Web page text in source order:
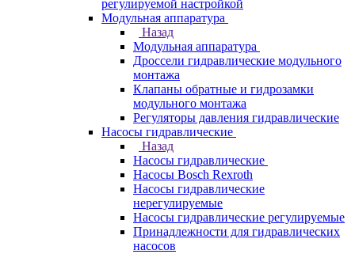
регулируемой настройкой
Модульная аппаратура
Назад
Модульная аппаратура
Дроссели гидравлические модульного
монтажа
Клапаны обратные и гидрозамки
модульного монтажа
Регуляторы давления гидравлические
Насосы гидравлические
Назад
Насосы гидравлические
Насосы Bosch Rexroth
Насосы гидравлические
нерегулируемые
Насосы гидравлические регулируемые
Принадлежности для гидравлических
насосов